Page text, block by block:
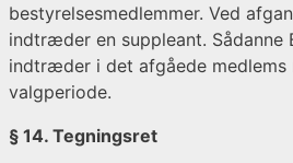
bestyrelsesmedlemmer. Ved
indtræder en suppleant. Sådanne
indtræder i det afgåede medlems
valgperiode.
§ 14. Tegningsret